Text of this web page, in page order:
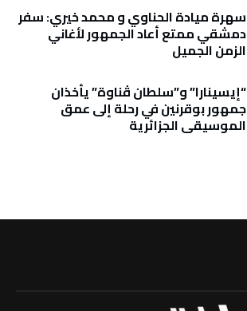
سهرة ميادة الحناوي و محمد خيري: سفر
دمشقي ممتع أعاد الجمهور لأغاني
الزمن الجميل
“إيسينارا” و”سلطان ڤناوة” يأخذان
جمهور بوقرنين في رحلة إلى عمق
الموسيقى الجزائرية